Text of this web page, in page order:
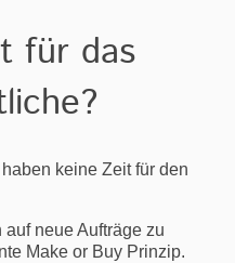
für das
keine Zeit für den
neue Aufträge zu
Make or Buy Prinzip.